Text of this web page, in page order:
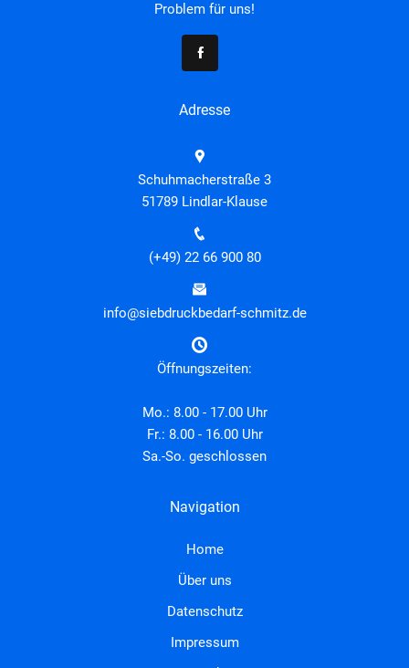
Problem für uns!
Adresse
Schuhmacherstraße 3
51789 Lindlar-Klause
(+49) 22 66 900 80
info@siebdruckbedarf-schmitz.de
Öffnungszeiten:
Mo.: 8.00 - 17.00 Uhr
Fr.: 8.00 - 16.00 Uhr
Sa.-So. geschlossen
Navigation
Home
Über uns
Datenschutz
Impressum